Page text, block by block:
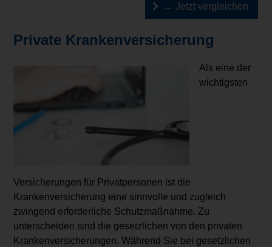
→ Jetzt vergleichen
Private Krankenversicherung
Als eine der
wichtigsten
Versicherungen für Privatpersonen ist die
Krankenversicherung eine sinnvolle und zugleich
zwingend erforderliche Schutzmaßnahme. Zu
unterscheiden sind die gesetzlichen von den privaten
Krankenversicherungen. Während Sie bei gesetzlichen